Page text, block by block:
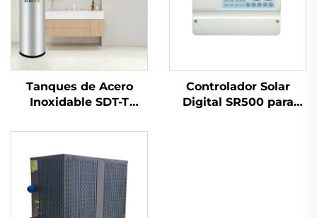
Tanques de Acero
Inoxidable SDT-T
Alta Eficiencia
Almacenamiento de
Agua Caliente con
Bomba de Calor y
Colector Solar para
Controlador Solar
Digital SR500 para